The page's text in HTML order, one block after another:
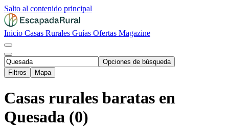
Salto al contenido principal
Inicio Casas Rurales Guías Ofertas Magazine
Opciones de búsqueda
Filtros
Mapa
Casas rurales baratas en
Quesada (0)